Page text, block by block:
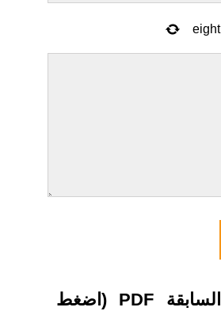
eight
الاصدارات السابقة PDF (اضغط